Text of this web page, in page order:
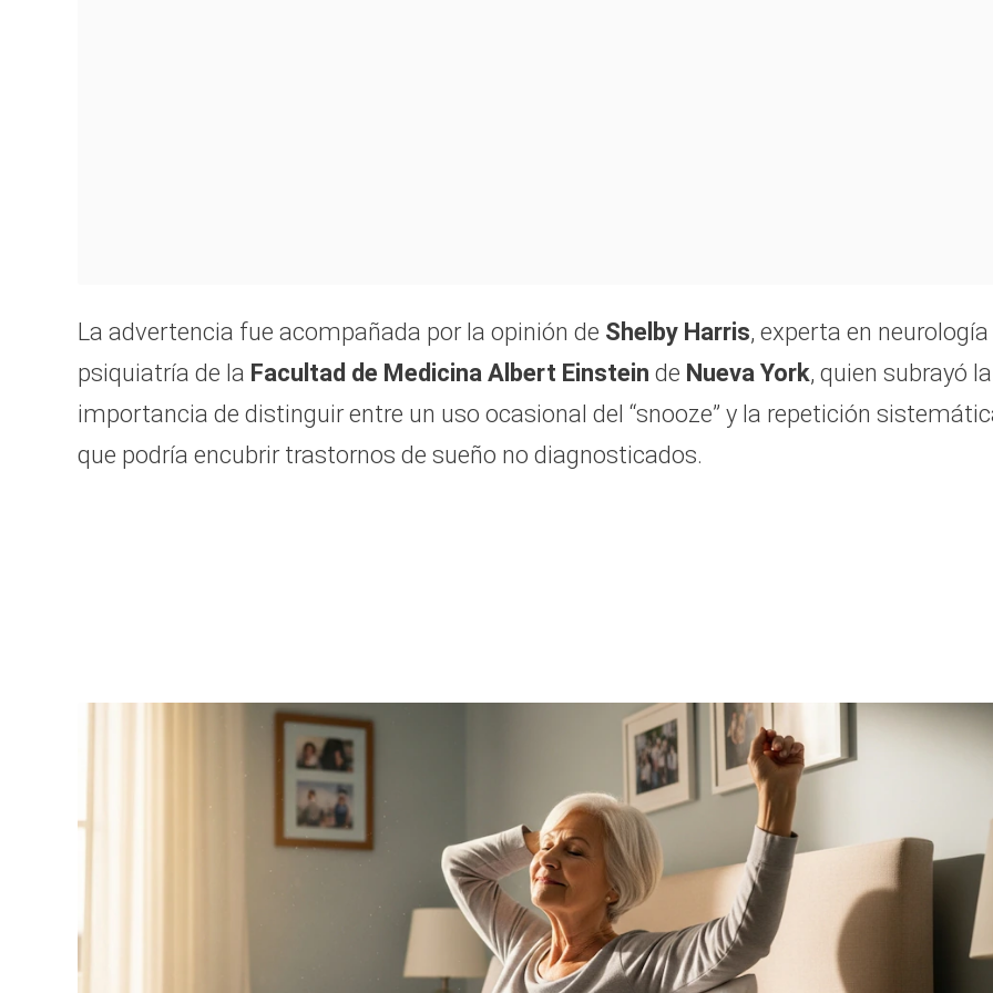
La advertencia fue acompañada por la opinión de Shelby Harris, experta en neurología
psiquiatría de la Facultad de Medicina Albert Einstein de Nueva York, quien subrayó la
importancia de distinguir entre un uso ocasional del “snooze” y la repetición
que podría encubrir trastornos de sueño no diagnosticados.